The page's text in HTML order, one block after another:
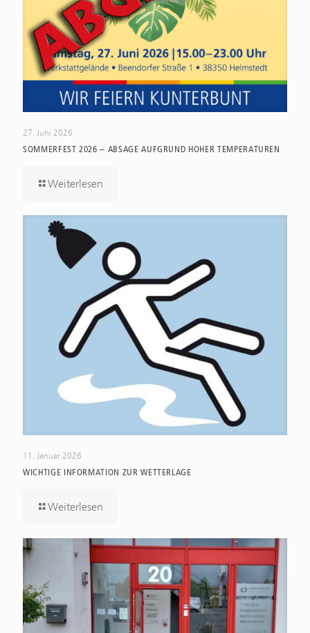
27. Juni 2026
SOMMERFEST 2026 – ABSAGE AUFGRUND HOHER TEMPERATUREN
Weiterlesen
11. Januar 2026
WICHTIGE INFORMATION ZUR WETTERLAGE
Weiterlesen